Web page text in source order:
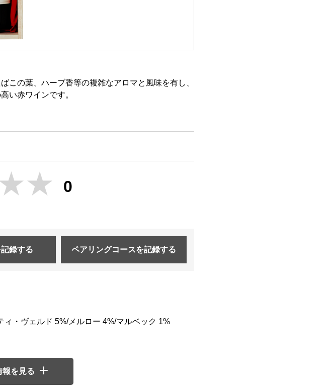
この葉、ハーブ香等の複雑なアロマと風味を有し、
い赤ワインです。
0
記録する ペアリングコースを記録する
・ヴェルド 5%/メルロー 4%/マルベック 1%
報を見る